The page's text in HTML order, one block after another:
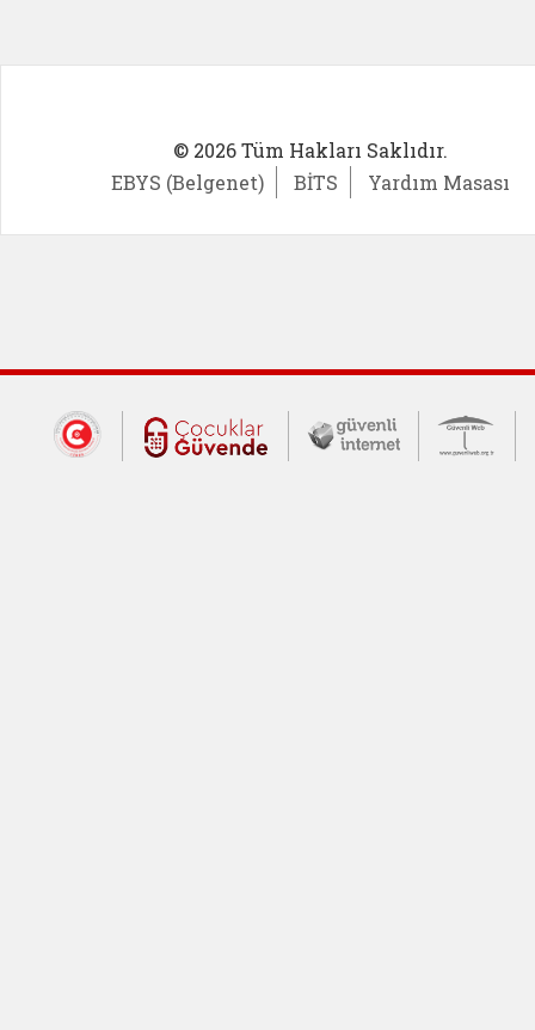
© 2026 Tüm Hakları Saklıdır.
EBYS (Belgenet)
BİTS Yardım Masası
Dış Bağlantılar
Cumhurbaşkanlığı İletişim Merkezi
Çocuklar Güvende (yeni
Güvenli